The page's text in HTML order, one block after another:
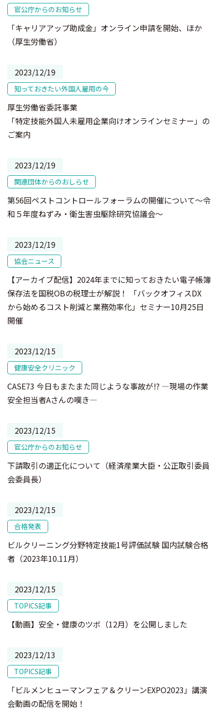
官公庁からのお知らせ
「キャリアアップ助成金」オンライン申請を開始、ほか
（厚生労働省）
2023/12/19
知っておきたい外国人雇用の今
厚生労働省委託事業
「特定技能外国人未雇用企業向けオンラインセミナー」の
ご案内
2023/12/19
関連団体からのおしらせ
第56回ペストコントロールフォーラムの開催について～令
和５年度ねずみ・衛生害虫駆除研究協議会～
2023/12/19
協会ニュース
【アーカイブ配信】2024年までに知っておきたい電子帳簿
保存法を国税OBの税理士が解説！ 「バックオフィスDX
から始めるコスト削減と業務効率化」セミナー10月25日
開催
2023/12/15
健康安全クリニック
CASE73 今日もまたまた同じような事故が!? ―現場の作業
安全担当者Aさんの嘆き―
2023/12/15
官公庁からのお知らせ
下請取引の適正化について（経済産業大臣・公正取引委員
会委員長）
2023/12/15
合格発表
ビルクリーニング分野特定技能1号評価試験 国内試験合格
者（2023年10.11月）
2023/12/15
TOPICS記事
【動画】安全・健康のツボ（12月）を公開しました
2023/12/13
TOPICS記事
「ビルメンヒューマンフェア＆クリーンEXPO2023」講演
会動画の配信を開始！